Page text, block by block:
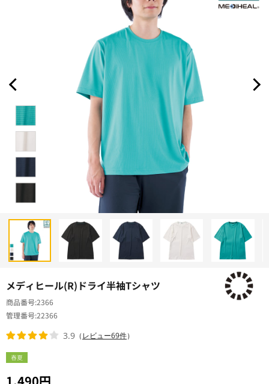
メディヒール(R)ドライ半袖Tシャツ
春夏
商品番号2366
管理番号22366
3.9 （レビュー69件）